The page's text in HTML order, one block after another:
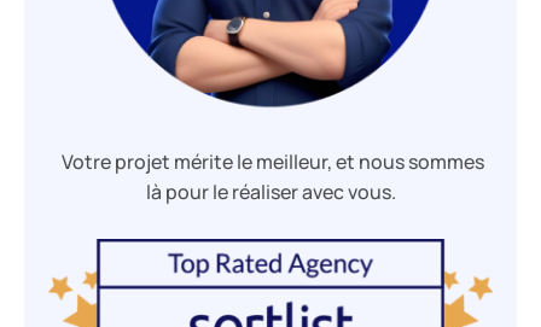
Votre projet mérite le meilleur, et nous sommes
là pour le réaliser avec vous.